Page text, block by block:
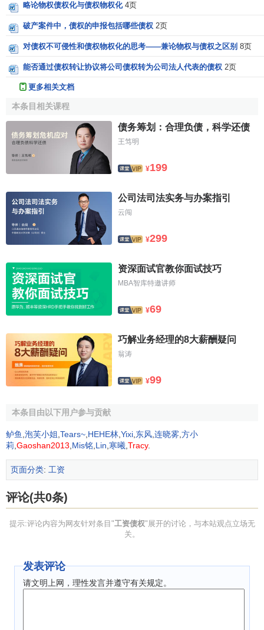
利，债务人也只能向享有该项权利的特定人尽其义务。因
之，债权被认为是一种相对权，它的效力仅及于特定的当事
是相互共存，互不干涉，在效力上处于平等的法律地位。根
据这种平等的地位，债务人全部财产供全体债权人担保，全
部债权人从债务人的总财产可以平等得到清偿，当全部财产
权平等原则。然而，就工资债权来说，它并非一般意义上的
民法债权。工资债权并不如民法上债权那样基于商品交易或
侵权行为产生，而是基于 劳动法产生的带有分配性质的一类
债权债务关系工资从本质上讲，是分配
式，它本身具有强制性。工资债权的这一特点，使工资债权
不宜用民法债权的平等原则来限定它。工资债权的优先效力
可以从以下几个方面得到进一步的理解：
首先，工资债权本身承担的社会政策
活安全以及社会再生产的需要，这种特定的目的使命，是赋
予工资债权优先效力的基础。其次，工资债权因性质特殊，
不易设定担保物权，这就要求立法者采取一种特殊技术方法
来保障工资债权的实现，其中之一就是赋予工资债权本身以
效力，也是对工资债权本身的尊重因为只有在这种情况下，
工资债权的优先受偿才不是担保物权而是工资债权本身的逻
辑结果。
权利，恰恰是否定了工资债权本身。如在法定担保物权说者
果，即是说，工资债权本身并不具有优先受偿的效力，只不
偿罢了。这种从担保物权而不是工资债权本身出发的分析视
来看，工资优先受偿权在德国法中就被视为工资债权的优先
效力有利于对工资债权本身的保护。由于工资债权的优先受
工资债权本身出发来看其优先受偿性比从担保物权出发来看
其优先受偿，更能体现工资债权优先受偿的主动性和严肃
性。并且，由于工资优先受偿是工资债权的优先效力，那么
略论物权债权化与债权物权化 4页
破产案件中，债权的申报包括哪些债权 2页
对债权不可侵性和债权物权化的思考——兼论物权与债权之区别 8页
能否通过债权转让协议将公司债权转为公司法人代表的债权 2页
更多相关文档
本条目相关课程
债务筹划：合理负债，科学还债
王笃明
¥199
公司法司法实务与办案指引
云闯
¥299
资深面试官教你面试技巧
MBA智库特邀讲师
¥69
巧解业务经理的8大薪酬疑问
翁涛
¥99
本条目由以下用户参与贡献
鲈鱼 泡芙小姐 Tears~ HEHE林 Yixi 东风 连晓雾 方小
莉 Gaoshan2013 Mis铭 Lin 寒曦 Tracy.
页面分类: 工资
评论(共0条)
提示:评论内容为网友针对条目"工资债权"展开的讨论，与本站观点立场无
关。
发表评论
请文明上网，理性发言并遵守有关规定。